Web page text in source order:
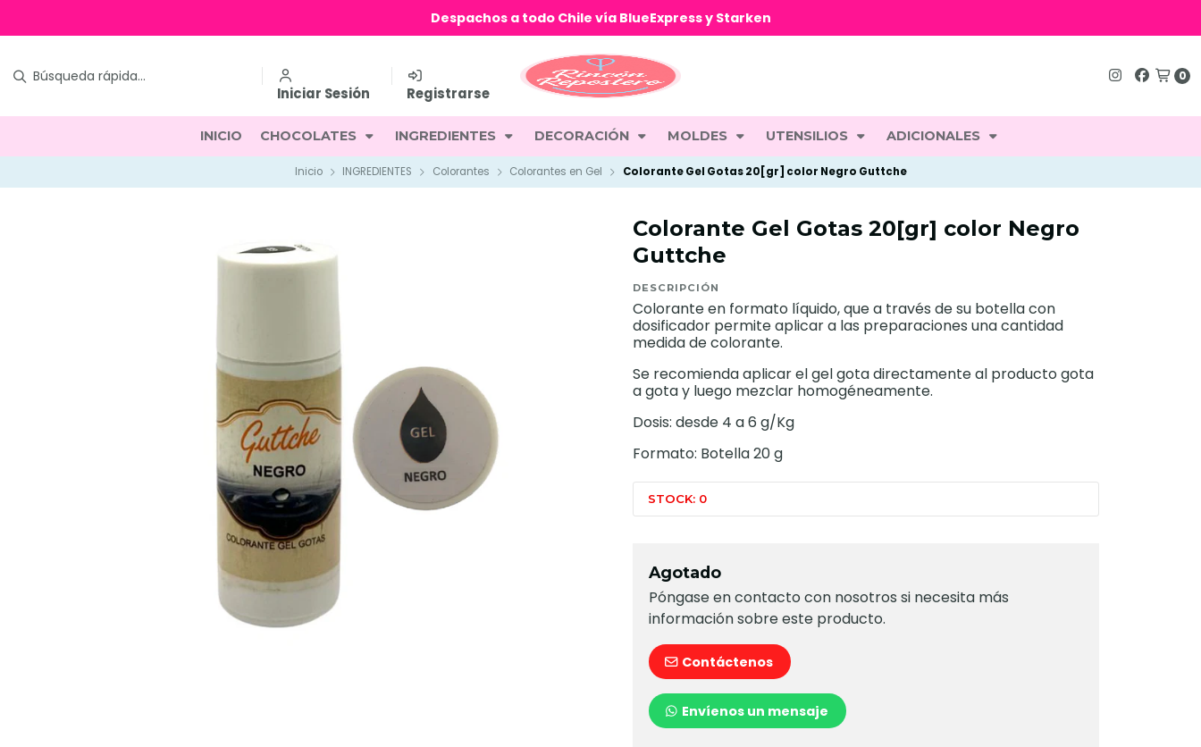
Iniciar Sesión Registrarse
0
INICIO CHOCOLATES INGREDIENTES DECORACIÓN MOLDES UTENSILIOS ADICIONALES
Despachos a todo Chile vía BlueExpress y Starken
Inicio INGREDIENTES Colorantes Colorantes en Gel Colorante Gel Gotas 20[gr] color Negro Guttche
Colorante Gel Gotas 20[gr] color Negro
Guttche
DESCRIPCIÓN
Colorante en formato líquido, que a través de su botella con
dosificador permite aplicar a las preparaciones una cantidad
medida de colorante.
Se recomienda aplicar el gel gota directamente al producto gota
a gota y luego mezclar homogéneamente.
Dosis: desde 4 a 6 g/Kg
Formato: Botella 20 g
STOCK: 0
Agotado
Póngase en contacto con nosotros si necesita más
información sobre este producto.
Contáctenos
Envíenos un mensaje